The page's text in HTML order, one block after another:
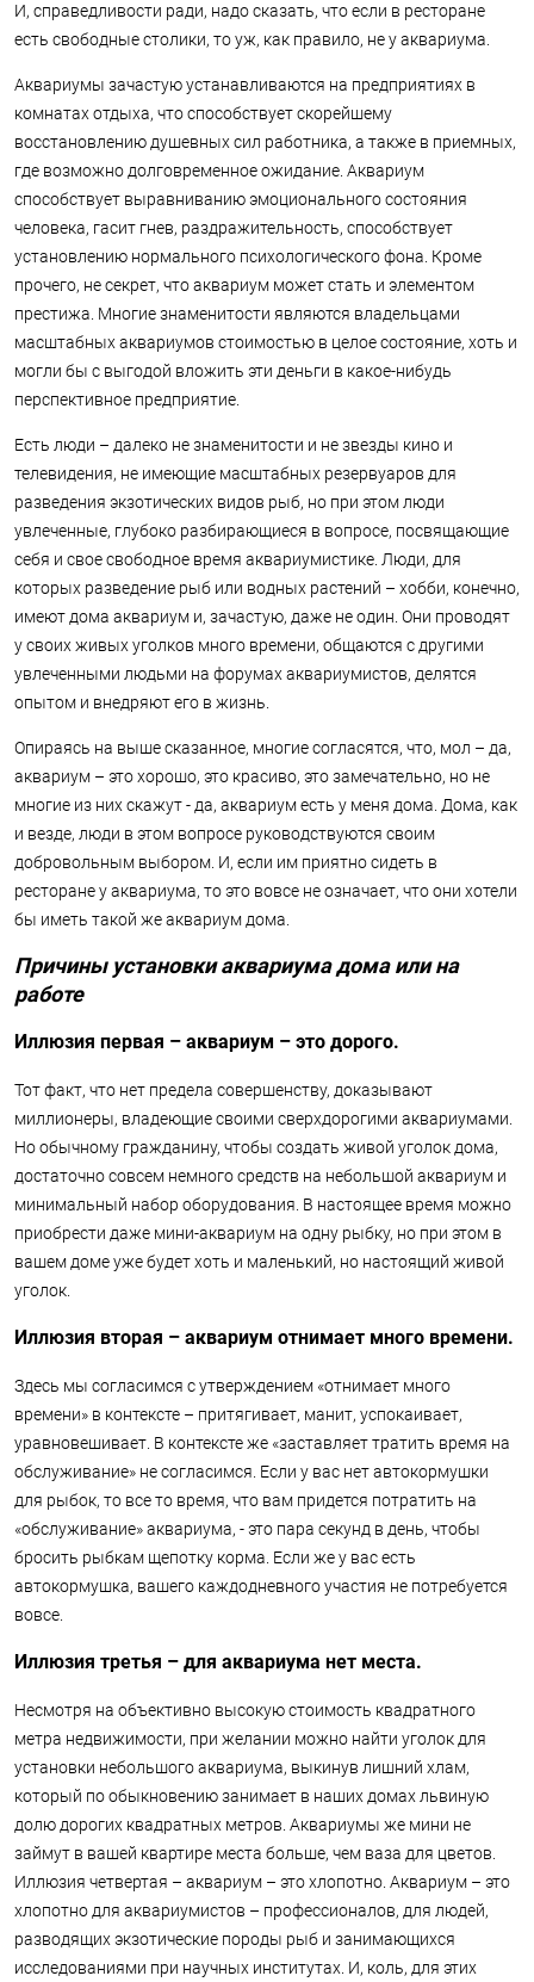
И, справедливости ради, надо сказать, что если в ресторане
есть свободные столики, то уж, как правило, не у аквариума.
Аквариумы зачастую устанавливаются на предприятиях в
комнатах отдыха, что способствует скорейшему
восстановлению душевных сил работника, а также в приемных,
где возможно долговременное ожидание. Аквариум
способствует выравниванию эмоционального состояния
человека, гасит гнев, раздражительность, способствует
установлению нормального психологического фона. Кроме
прочего, не секрет, что аквариум может стать и элементом
престижа. Многие знаменитости являются владельцами
масштабных аквариумов стоимостью в целое состояние, хоть и
могли бы с выгодой вложить эти деньги в какое-нибудь
перспективное предприятие.
Есть люди – далеко не знаменитости и не звезды кино и
телевидения, не имеющие масштабных резервуаров для
разведения экзотических видов рыб, но при этом люди
увлеченные, глубоко разбирающиеся в вопросе, посвящающие
себя и свое свободное время аквариумистике. Люди, для
которых разведение рыб или водных растений – хобби, конечно,
имеют дома аквариум и, зачастую, даже не один. Они проводят
у своих живых уголков много времени, общаются с другими
увлеченными людьми на форумах аквариумистов, делятся
опытом и внедряют его в жизнь.
Опираясь на выше сказанное, многие согласятся, что, мол – да,
аквариум – это хорошо, это красиво, это замечательно, но не
многие из них скажут - да, аквариум есть у меня дома. Дома, как
и везде, люди в этом вопросе руководствуются своим
добровольным выбором. И, если им приятно сидеть в
ресторане у аквариума, то это вовсе не означает, что они хотели
бы иметь такой же аквариум дома.
Причины установки аквариума дома или на
работе
Иллюзия первая – аквариум – это дорого.
Тот факт, что нет предела совершенству, доказывают
миллионеры, владеющие своими сверхдорогими аквариумами.
Но обычному гражданину, чтобы создать живой уголок дома,
достаточно совсем немного средств на небольшой аквариум и
минимальный набор оборудования. В настоящее время можно
приобрести даже мини-аквариум на одну рыбку, но при этом в
вашем доме уже будет хоть и маленький, но настоящий живой
уголок.
Иллюзия вторая – аквариум отнимает много времени.
Здесь мы согласимся с утверждением «отнимает много
времени» в контексте – притягивает, манит, успокаивает,
уравновешивает. В контексте же «заставляет тратить время на
обслуживание» не согласимся. Если у вас нет автокормушки
для рыбок, то все то время, что вам придется потратить на
«обслуживание» аквариума, - это пара секунд в день, чтобы
бросить рыбкам щепотку корма. Если же у вас есть
автокормушка, вашего каждодневного участия не потребуется
вовсе.
Иллюзия третья – для аквариума нет места.
Несмотря на объективно высокую стоимость квадратного
метра недвижимости, при желании можно найти уголок для
установки небольшого аквариума, выкинув лишний хлам,
который по обыкновению занимает в наших домах львиную
долю дорогих квадратных метров. Аквариумы же мини не
займут в вашей квартире места больше, чем ваза для цветов.
Иллюзия четвертая – аквариум – это хлопотно. Аквариум – это
хлопотно для аквариумистов – профессионалов, для людей,
разводящих экзотические породы рыб и занимающихся
исследованиями при научных институтах. И, коль, для этих